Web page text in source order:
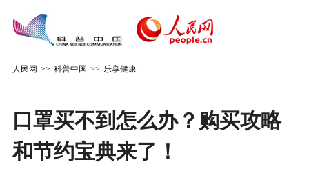
人民网 >> 科普中国 >> 乐享健康
口罩买不到怎么办？购买攻略
和节约宝典来了！